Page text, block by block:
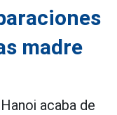
madre
acaba de